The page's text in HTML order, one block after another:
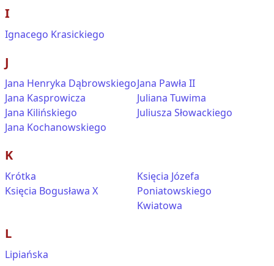
I
Ignacego Krasickiego
J
Jana Henryka Dąbrowskiego
Jana Kasprowicza
Jana Kilińskiego
Jana Kochanowskiego
Jana Pawła II
Juliana Tuwima
Juliusza Słowackiego
K
Krótka
Księcia Bogusława X
Księcia Józefa
Poniatowskiego
Kwiatowa
L
Lipiańska